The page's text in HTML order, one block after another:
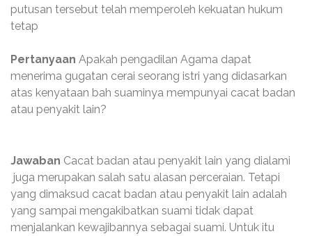
putusan tersebut telah memperoleh kekuatan hukum
tetap
Pertanyaan Apakah pengadilan Agama dapat
menerima gugatan cerai seorang istri yang didasarkan
atas kenyataan bah suaminya mempunyai cacat badan
atau penyakit lain?
Jawaban Cacat badan atau penyakit lain yang dialami
juga merupakan salah satu alasan perceraian. Tetapi
yang dimaksud cacat badan atau penyakit lain adalah
yang sampai mengakibatkan suami tidak dapat
menjalankan kewajibannya sebagai suami. Untuk itu